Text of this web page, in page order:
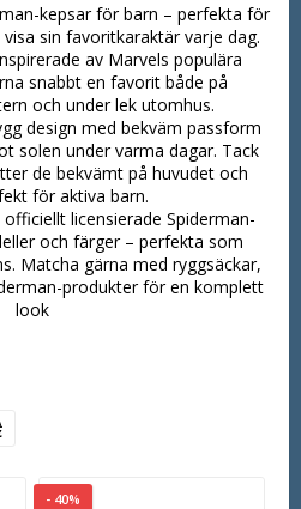
kepsar för barn – perfekta för
sin favoritkaraktär varje dag.
av Marvels populära
snabbt en favorit både på
och under lek utomhus.
design med bekväm passform
solen under varma dagar. Tack
de bekvämt på huvudet och
för aktiva barn.
licensierade Spiderman-
och färger – perfekta som
Matcha gärna med ryggsäckar,
produkter för en komplett
look
- 40%